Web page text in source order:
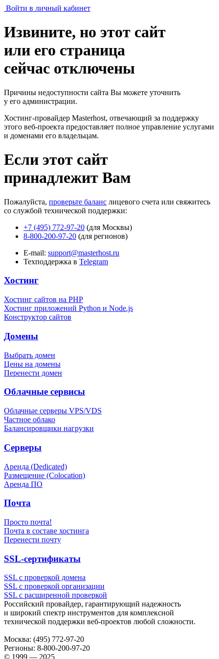
Войти в личный кабинет
Извините, но этот сайт
или его страница
сейчас отключены
Причины недоступности сайта Вы можете уточнить
у его администрации.
Хостинг-провайдер Masterhost, отвечающий за поддержку
этого веб-проекта предоставляет полное управление услугами
и доменами его владельцам.
Если этот сайт
принадлежит Вам
Пожалуйста, проверьте баланс лицевого счета или свяжитесь
со службой технической поддержки:
+7 (495) 772-97-20 (для Москвы)
8-800-200-97-20 (для регионов)
E-mail: support@masterhost.ru
Техподдержка в Telegram
Хостинг
Хостинг сайтов на PHP
Хостинг приложений Python и Node.js
Конструктор сайтов
Домены
Выбрать домен
Цены на домены
Перенести домен
Облачные сервисы
Облачные серверы VPS/VDS
Частное облако
Балансировщики нагрузки
Серверы
Аренда (Dedicated)
Размещение (Colocation)
Аренда ПО
Почта
Просто почта!
Почта в составе хостинга
Перенести почту
SSL-сертификаты
SSL с проверкой домена
SSL с проверкой организации
SSL с расширенной проверкой
Российский провайдер, гарантирующий надежность
и широкий спектр инструментов для комплексной
технической поддержки веб-проектов любой сложности.
Москва: (495) 772-97-20
Регионы: 8-800-200-97-20
© 1999 — 2025